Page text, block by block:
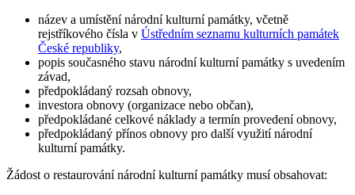
název a umístění národní kulturní památky, včetně
rejstříkového čísla v Ústředním seznamu kulturních památek
České republiky,
popis současného stavu národní kulturní památky s uvedením
závad,
předpokládaný rozsah obnovy,
investora obnovy (organizace nebo občan),
předpokládané celkové náklady a termín provedení obnovy,
předpokládaný přínos obnovy pro další využití národní
kulturní památky.
Žádost o restaurování národní kulturní památky musí obsahovat: